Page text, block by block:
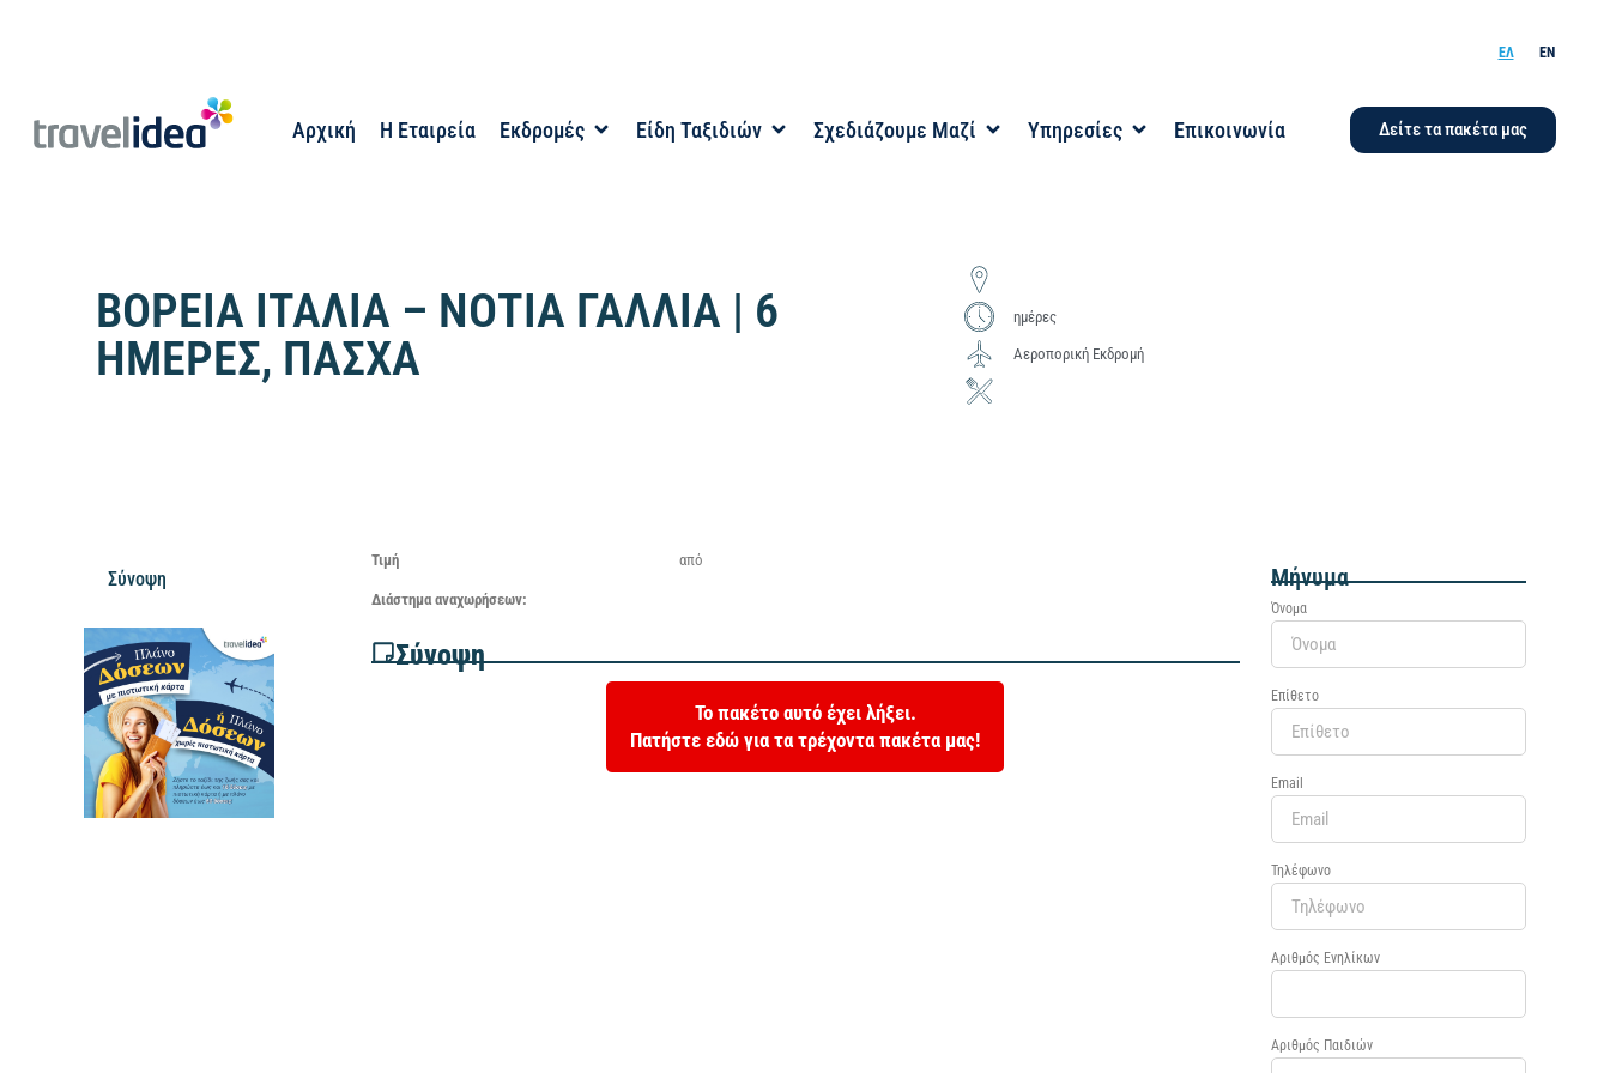
ΕΛ EN
Αρχική Η Εταιρεία Εκδρομές Είδη Ταξιδιών Σχεδιάζουμε Μαζί Υπηρεσίες Επικοινωνία Δείτε τα πακέτα μας
ΒΟΡΕΙΑ ΙΤΑΛΙΑ – ΝΟΤΙΑ ΓΑΛΛΙΑ | 6
ΗΜΕΡΕΣ, ΠΑΣΧΑ
ημέρες
Αεροπορική Εκδρομή
Σύνοψη
Τιμή από
Διάστημααναχωρήσεων:
Σύνοψη
Το πακέτο αυτό έχει λήξει.
Πατήστε εδώ για τα τρέχοντα πακέτα μας!
Μήνυμα
Όνομα
Επίθετο
Email
Τηλέφωνο
Αριθμός Ενηλίκων
Αριθμός Παιδιών